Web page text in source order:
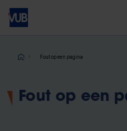
Overslaan
naar
inhoud
Fout op een pagina
Fout op een